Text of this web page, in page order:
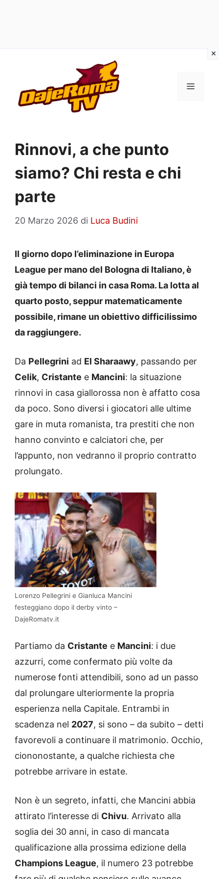
contenuto
MENU
Rinnovi, a che punto
siamo? Chi resta e chi
parte
20 Marzo 2026 di Luca Budini
Il giorno dopo l’eliminazione in Europa
League per mano del Bologna di Italiano, è
già tempo di bilanci in casa Roma. La lotta al
quarto posto, seppur matematicamente
possibile, rimane un obiettivo difficilissimo
da raggiungere.
Da Pellegrini ad El Sharaawy, passando per
Celik, Cristante e Mancini: la situazione
rinnovi in casa giallorossa non è affatto cosa
da poco. Sono diversi i giocatori alle ultime
gare in muta romanista, tra prestiti che non
hanno convinto e calciatori che, per
l’appunto, non vedranno il proprio contratto
prolungato.
Lorenzo Pellegrini e Gianluca Mancini
festeggiano dopo il derby vinto –
DajeRomatv.it
Partiamo da Cristante e Mancini: i due
azzurri, come confermato più volte da
numerose fonti attendibili, sono ad un passo
dal prolungare ulteriormente la propria
esperienza nella Capitale. Entrambi in
scadenza nel 2027, si sono – da subito – detti
favorevoli a continuare il matrimonio. Occhio,
ciononostante, a qualche richiesta che
potrebbe arrivare in estate.
Non è un segreto, infatti, che Mancini abbia
attirato l’interesse di Chivu. Arrivato alla
soglia dei 30 anni, in caso di mancata
qualificazione alla prossima edizione della
Champions League, il numero 23 potrebbe